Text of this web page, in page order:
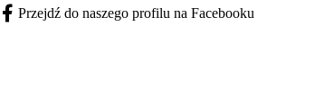
Facebook - otwiera się w nowej karcie
Przejdź do naszego profilu na Facebooku